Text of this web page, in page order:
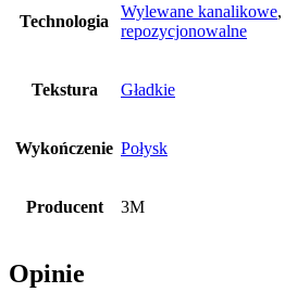
Technologia
Wylewane kanalikowe,
repozycjonowalne
Tekstura Gładkie
Wykończenie Połysk
Producent 3M
Opinie